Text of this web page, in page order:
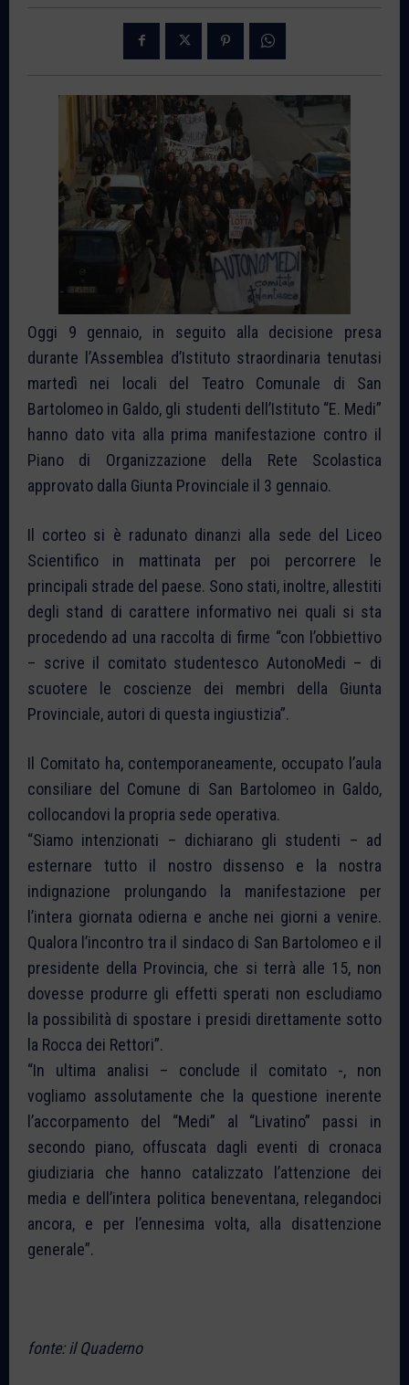
Oggi 9 gennaio, in seguito alla decisione presa
durante l’Assemblea d’Istituto straordinaria tenutasi
martedì nei locali del Teatro Comunale di San
Bartolomeo in Galdo, gli studenti dell’Istituto “E. Medi”
hanno dato vita alla prima manifestazione contro il
Piano di Organizzazione della Rete Scolastica
approvato dalla Giunta Provinciale il 3 gennaio.
Il corteo si è radunato dinanzi alla sede del Liceo
Scientifico in mattinata per poi percorrere le
principali strade del paese. Sono stati, inoltre, allestiti
degli stand di carattere informativo nei quali si sta
procedendo ad una raccolta di firme “con l’obbiettivo
– scrive il comitato studentesco AutonoMedi – di
scuotere le coscienze dei membri della Giunta
Provinciale, autori di questa ingiustizia”.
Il Comitato ha, contemporaneamente, occupato l’aula
consiliare del Comune di San Bartolomeo in Galdo,
collocandovi la propria sede operativa.
“Siamo intenzionati – dichiarano gli studenti – ad
esternare tutto il nostro dissenso e la nostra
indignazione prolungando la manifestazione per
l’intera giornata odierna e anche nei giorni a venire.
Qualora l’incontro tra il sindaco di San Bartolomeo e il
presidente della Provincia, che si terrà alle 15, non
dovesse produrre gli effetti sperati non escludiamo
la possibilità di spostare i presidi direttamente sotto
la Rocca dei Rettori”.
“In ultima analisi – conclude il comitato -, non
vogliamo assolutamente che la questione inerente
l’accorpamento del “Medi” al “Livatino” passi in
secondo piano, offuscata dagli eventi di cronaca
giudiziaria che hanno catalizzato l’attenzione dei
media e dell’intera politica beneventana, relegandoci
ancora, e per l’ennesima volta, alla disattenzione
generale”.
fonte: il Quaderno